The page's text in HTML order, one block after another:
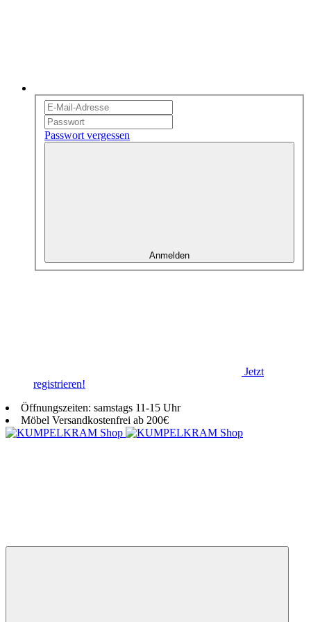
Passwort vergessen
Anmelden
Jetzt
registrieren!
Öffnungszeiten: samstags 11-15 Uhr
Möbel Versandkostenfrei ab 200€